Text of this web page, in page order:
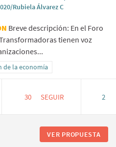
Rubiela Álvarez C
Breve descripción: En el Foro
tienen voz
por la categoría: Transformación
de la economía
30 30 SEGUIDORAS
SEGUIR 2
VER PROPUESTA